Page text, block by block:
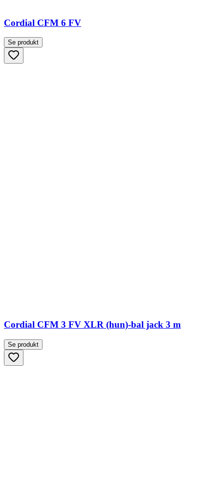
Cordial CFM 6 FV
Se produkt
Cordial CFM 3 FV XLR (hun)-bal jack 3 m
Se produkt